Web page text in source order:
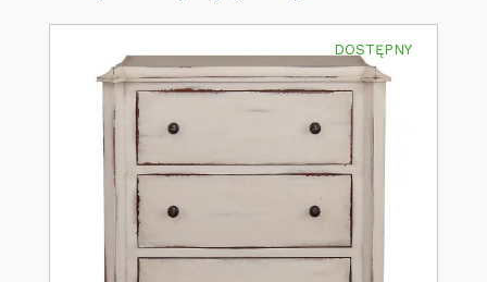
DOSTĘPNY